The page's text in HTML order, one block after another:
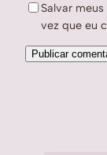
Salvar
vez que eu